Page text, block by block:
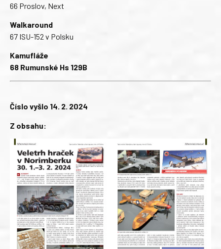
66 Proslov, Next
Walkaround
67 ISU-152 v Polsku
Kamufláže
68 Rumunské Hs 129B
Číslo vyšlo 14. 2. 2024
Z obsahu: